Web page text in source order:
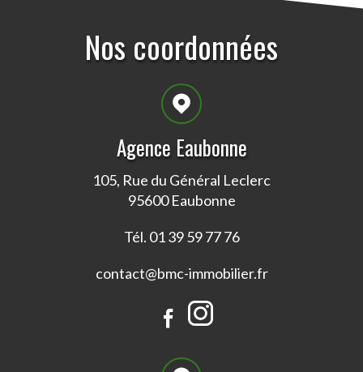
nos coordonnées
Agence Eaubonne
105, Rue du Général Leclerc
95600 Eaubonne
Tél. 01 39 59 77 76
contact@bmc-immobilier.fr